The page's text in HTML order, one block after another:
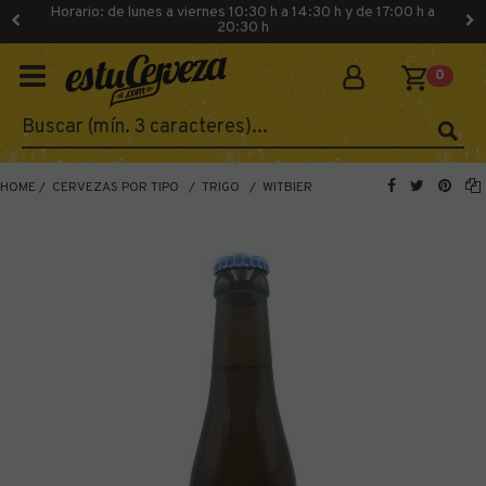
Horario: de lunes a viernes 10:30 h a 14:30 h y de 17:00 h a
20:30 h
0
HOME CERVEZAS POR TIPO TRIGO WITBIER